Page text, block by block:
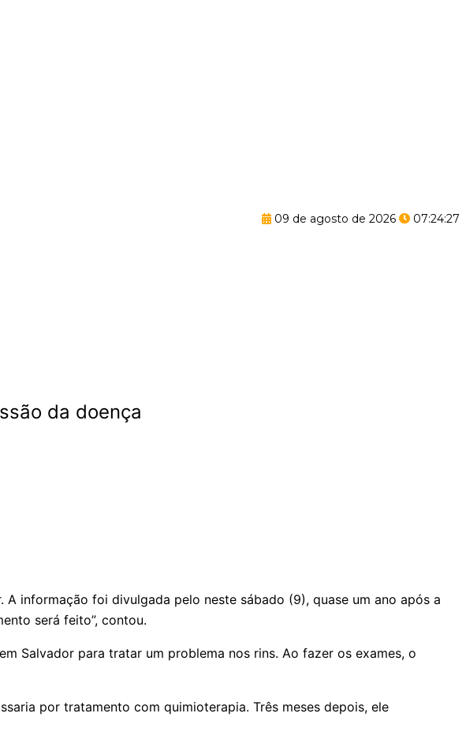
09 de agosto de 2026 07:24:28
da doença
informação foi divulgada pelo neste sábado (9), quase um ano após a
será feito”, contou.
Salvador para tratar um problema nos rins. Ao fazer os exames, o
por tratamento com quimioterapia. Três meses depois, ele